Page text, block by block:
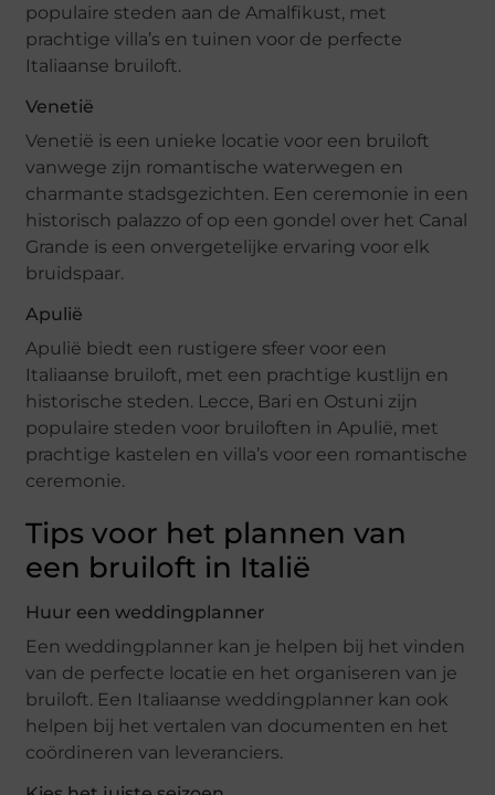
populaire steden aan de Amalfikust, met
prachtige villa’s en tuinen voor de perfecte
Italiaanse bruiloft.
Venetië
Venetië is een unieke locatie voor een bruiloft
vanwege zijn romantische waterwegen en
charmante stadsgezichten. Een ceremonie in een
historisch palazzo of op een gondel over het Canal
Grande is een onvergetelijke ervaring voor elk
bruidspaar.
Apulië
Apulië biedt een rustigere sfeer voor een
Italiaanse bruiloft, met een prachtige kustlijn en
historische steden. Lecce, Bari en Ostuni zijn
populaire steden voor bruiloften in Apulië, met
prachtige kastelen en villa’s voor een romantische
ceremonie.
Tips voor het plannen van
een bruiloft in Italië
Huur een weddingplanner
Een weddingplanner kan je helpen bij het vinden
van de perfecte locatie en het organiseren van je
bruiloft. Een Italiaanse weddingplanner kan ook
helpen bij het vertalen van documenten en het
coördineren van leveranciers.